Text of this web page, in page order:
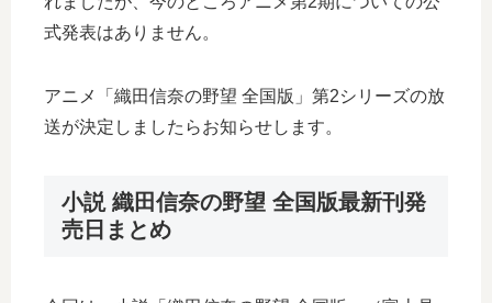
式発表はありません。
アニメ「織田信奈の野望 全国版」第2シリーズの放
送が決定しましたらお知らせします。
小説 織田信奈の野望 全国版最新刊発
売日まとめ